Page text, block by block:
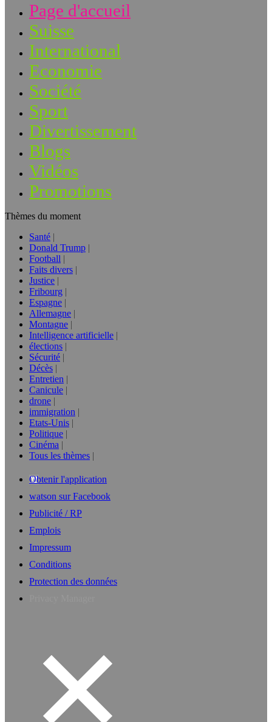
Page d'accueil
Suisse
International
Economie
Société
Sport
Divertissement
Blogs
Vidéos
Promotions
Thèmes du moment
Santé
Donald Trump
Football
Faits divers
Justice
Fribourg
Espagne
Allemagne
Montagne
Intelligence artificielle
élections
Sécurité
Décès
Entretien
Canicule
drone
immigration
Etats-Unis
Politique
Cinéma
Tous les thèmes
Obtenir l'application
watson sur Facebook
Publicité / RP
Emplois
Impressum
Conditions
Protection des données